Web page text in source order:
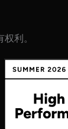
利。